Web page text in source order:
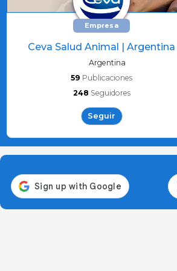
Empresa
Ceva Salud Animal | Argentina
Argentina
59 Publicaciones
248 Seguidores
Seguir